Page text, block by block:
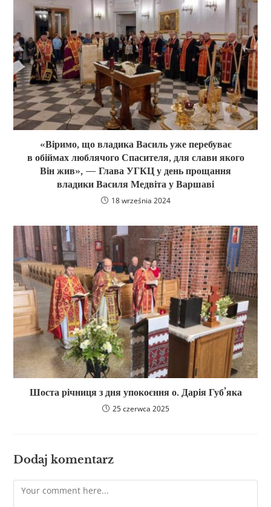
«Віримо, що владика Василь уже перебуває
в обіймах люблячого Спасителя, для слави якого
Він жив», — Глава УГКЦ у день прощання
владики Василя Медвіта у Варшаві
18 września 2024
Шоста річниця з дня упокоєння о. Дарія Губ’яка
25 czerwca 2025
Dodaj komentarz